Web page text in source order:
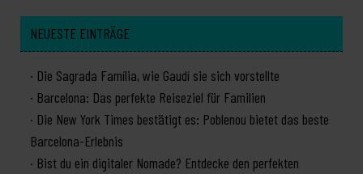
NEUESTE EINTRÄGE
Die Sagrada Família, wie Gaudí sie sich vorstellte
Barcelona: Das perfekte Reiseziel für Familien
Die New York Times bestätigt es: Poblenou bietet das beste
Barcelona-Erlebnis
Bist du ein digitaler Nomade? Entdecke den perfekten